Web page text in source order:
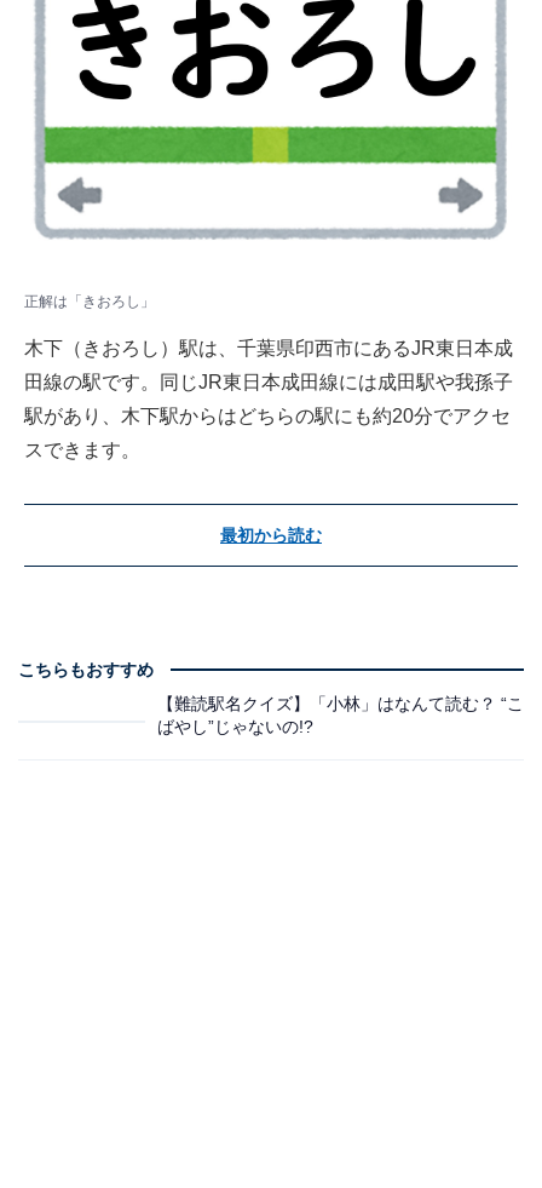
正解は「きおろし」
木下（きおろし）駅は、千葉県印西市にあるJR東日本成
田線の駅です。同じJR東日本成田線には成田駅や我孫子
駅があり、木下駅からはどちらの駅にも約20分でアクセ
スできます。
最初から読む
こちらもおすすめ
【難読駅名クイズ】「小林」はなんて読む？ “こ
ばやし”じゃないの!?